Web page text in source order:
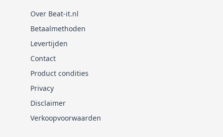
Over Beat-it.nl
Betaalmethoden
Levertijden
Contact
Product condities
Privacy
Disclaimer
Verkoopvoorwaarden